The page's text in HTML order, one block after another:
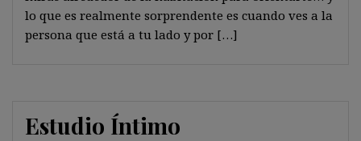
lo que es realmente sorprendente es cuando ves a la
persona que está a tu lado y por […]
Estudio Íntimo